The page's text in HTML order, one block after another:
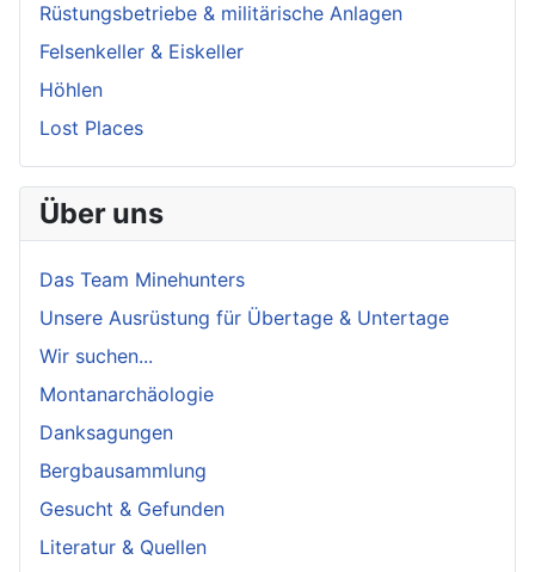
Rüstungsbetriebe & militärische Anlagen
Felsenkeller & Eiskeller
Höhlen
Lost Places
Über uns
Das Team Minehunters
Unsere Ausrüstung für Übertage & Untertage
Wir suchen...
Montanarchäologie
Danksagungen
Bergbausammlung
Gesucht & Gefunden
Literatur & Quellen